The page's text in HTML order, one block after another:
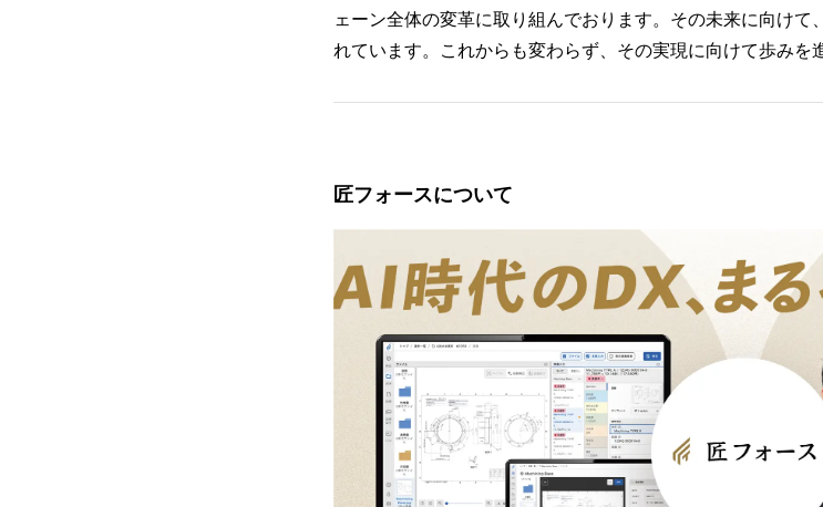
ェーン全体の変革に取り組んでおります。その未来に向けて
れています。これからも変わらず、その実現に向けて歩みを
匠フォースについて